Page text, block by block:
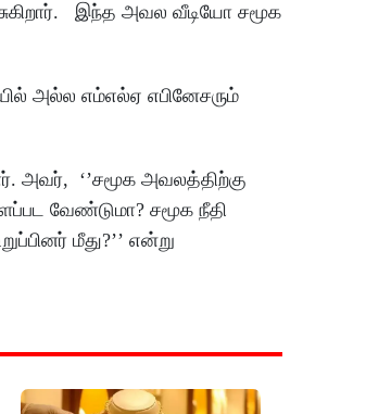
இந்த அவல வீடியோ சமூக
அல்ல எம்எல்ஏ எபினேசரும்
அவர், ‘’சமூக அவலத்திற்கு
வேண்டுமா? சமூக நீதி
மீது?’’ என்று